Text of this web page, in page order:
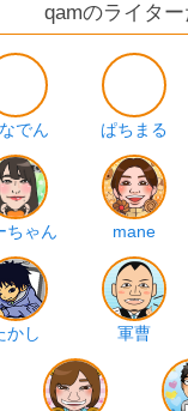
qamのライター
でん ぱちまる
ちゃん mane
かし 軍曹